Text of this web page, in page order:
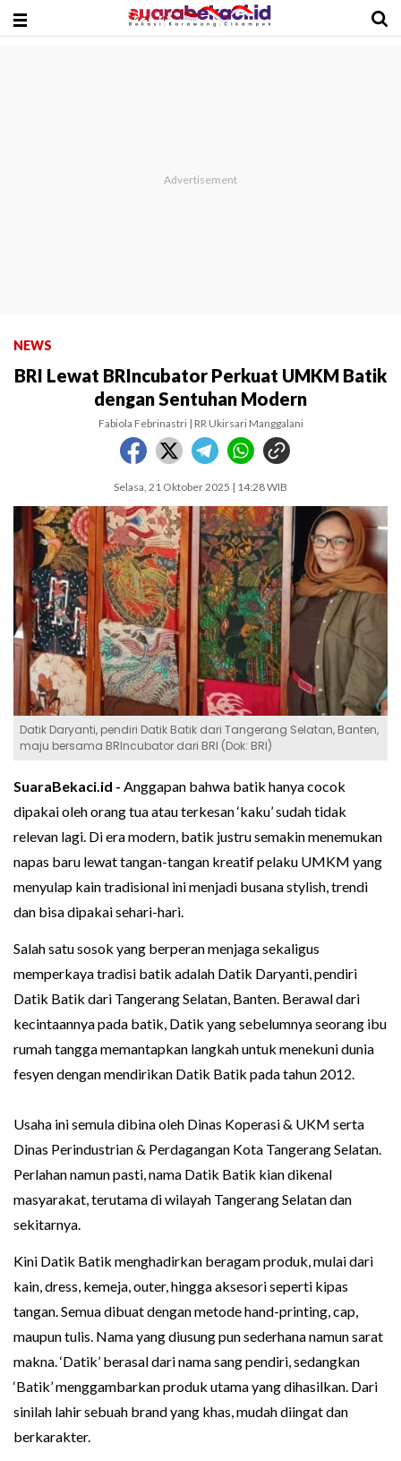
NEWS
BRI Lewat BRIncubator Perkuat UMKM Batik
dengan Sentuhan Modern
Fabiola Febrinastri | RR Ukirsari Manggalani
Selasa, 21 Oktober 2025 | 14:28 WIB
Datik Daryanti, pendiri Datik Batik dari Tangerang Selatan, Banten,
maju bersama BRIncubator dari BRI (Dok: BRI)
SuaraBekaci.id - Anggapan bahwa batik hanya cocok
dipakai oleh orang tua atau terkesan ‘kaku’ sudah tidak
relevan lagi. Di era modern, batik justru semakin menemukan
napas baru lewat tangan-tangan kreatif pelaku UMKM yang
menyulap kain tradisional ini menjadi busana stylish, trendi
dan bisa dipakai sehari-hari.
Salah satu sosok yang berperan menjaga sekaligus
memperkaya tradisi batik adalah Datik Daryanti, pendiri
Datik Batik dari Tangerang Selatan, Banten. Berawal dari
kecintaannya pada batik, Datik yang sebelumnya seorang ibu
rumah tangga memantapkan langkah untuk menekuni dunia
fesyen dengan mendirikan Datik Batik pada tahun 2012.
Usaha ini semula dibina oleh Dinas Koperasi & UKM serta
Dinas Perindustrian & Perdagangan Kota Tangerang Selatan.
Perlahan namun pasti, nama Datik Batik kian dikenal
masyarakat, terutama di wilayah Tangerang Selatan dan
sekitarnya.
Kini Datik Batik menghadirkan beragam produk, mulai dari
kain, dress, kemeja, outer, hingga aksesori seperti kipas
tangan. Semua dibuat dengan metode hand-printing, cap,
maupun tulis. Nama yang diusung pun sederhana namun sarat
makna. ‘Datik’ berasal dari nama sang pendiri, sedangkan
‘Batik’ menggambarkan produk utama yang dihasilkan. Dari
sinilah lahir sebuah brand yang khas, mudah diingat dan
berkarakter.